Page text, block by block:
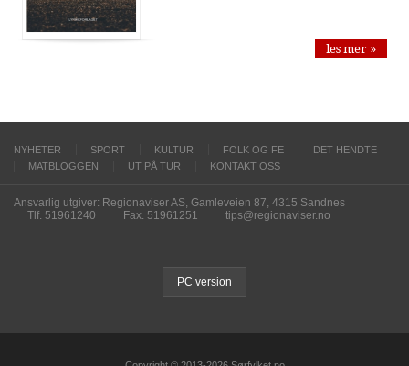
les mer »
NYHETER SPORT KULTUR FOLK OG FE
DET HENDTE
MATBLOGGEN
UT PÅ TUR KONTAKT OSS
Ansvarlig utgiver: Regionaviser AS, Gamleveien 87, 4315 Sandnes
Tlf. 51961240
Fax. 51961251 tips@regionaviser.no
PC version